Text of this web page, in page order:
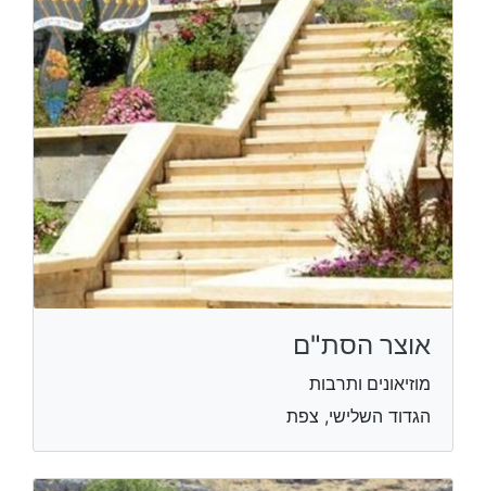
אוצר הסת"ם
מוזיאונים ותרבות
הגדוד השלישי, צפת